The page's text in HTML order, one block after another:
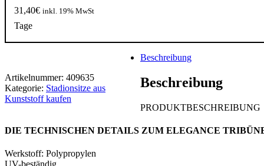
31,40€ inkl. 19% MwSt
Tage
Artikelnummer: 409635
Kategorie: Stadionsitze aus
Kunststoff kaufen
Beschreibung
Beschreibung
PRODUKTBESCHREIBUNG
DIE TECHNISCHEN DETAILS ZUM ELEGANCE
Werkstoff: Polypropylen